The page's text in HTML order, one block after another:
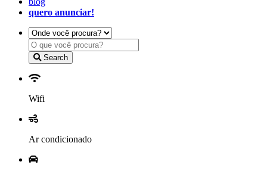
quero anunciar!
Search
Wifi
Ar condicionado